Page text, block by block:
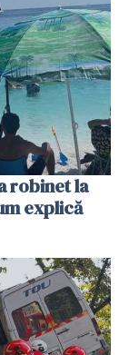
robinet la
explică